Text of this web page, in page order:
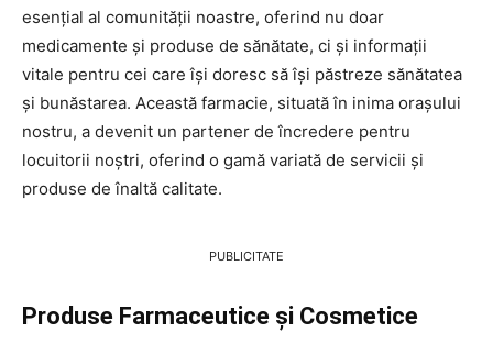
esențial al comunității noastre, oferind nu doar
medicamente și produse de sănătate, ci și informații
vitale pentru cei care își doresc să își păstreze sănătatea
și bunăstarea. Această farmacie, situată în inima orașului
nostru, a devenit un partener de încredere pentru
locuitorii noștri, oferind o gamă variată de servicii și
produse de înaltă calitate.
PUBLICITATE
Produse Farmaceutice și Cosmetice